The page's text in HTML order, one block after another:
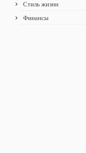
Стиль жизни
Финансы